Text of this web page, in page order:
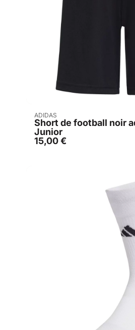
ADIDAS
Short de football noir
Junior
15,00€